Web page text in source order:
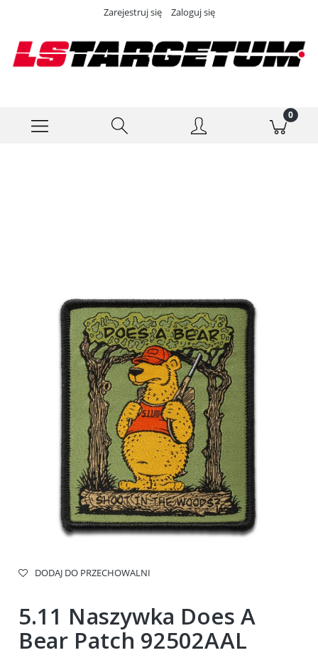
Zarejestruj się Zaloguj się
DODAJ DO PRZECHOWALNI
5.11 Naszywka Does A
Bear Patch 92502AAL